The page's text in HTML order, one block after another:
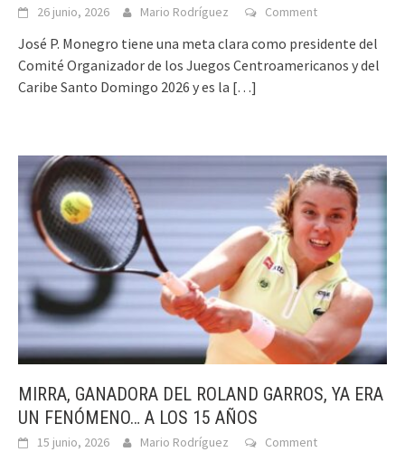
26 junio, 2026 Mario Rodríguez Comment
José P. Monegro tiene una meta clara como presidente del
Comité Organizador de los Juegos Centroamericanos y del
Caribe Santo Domingo 2026 y es la […]
MIRRA, GANADORA DEL ROLAND GARROS, YA ERA
UN FENÓMENO… A LOS 15 AÑOS
15 junio, 2026 Mario Rodríguez Comment